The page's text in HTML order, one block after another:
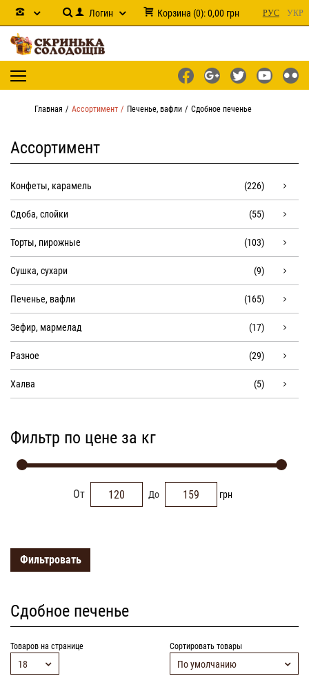
Логин Корзина (0):0,00 грн РУС УКР
Главная Ассортимент Печенье, вафли Сдобное печенье
Ассортимент
Конфеты, карамель (226)
Сдоба, слойки (55)
Торты, пирожные (103)
Сушка, сухари (9)
Печенье, вафли (165)
Зефир, мармелад (17)
Разное (29)
Халва (5)
Фильтр по цене за кг
От До грн
Фильтровать
Сдобное печенье
Товаров на странице
18
Сортировать товары
По умолчанию